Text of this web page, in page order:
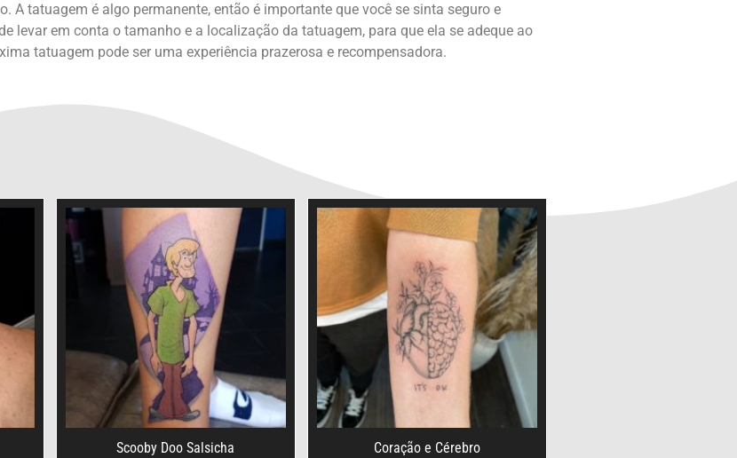
A tatuagem é algo permanente, então é importante que você se sinta seguro e
levar em conta o tamanho e a localização da tatuagem, para que ela se adeque ao
tatuagem pode ser uma experiência prazerosa e recompensadora.
Scooby Doo Salsicha Coração e Cérebro